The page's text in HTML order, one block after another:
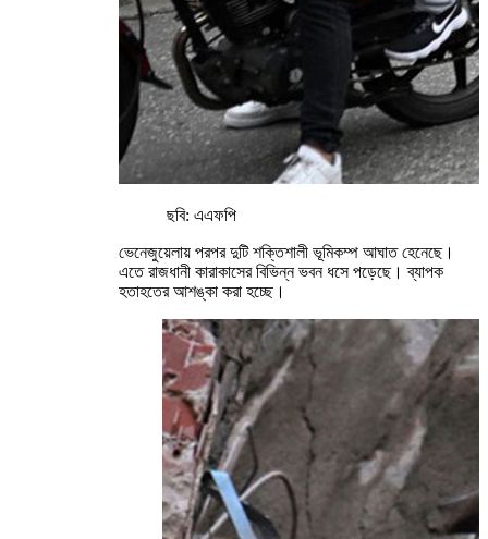
ছবি: এএফপি
ভেনেজুয়েলায় পরপর দুটি শক্তিশালী ভূমিকম্প আঘাত হেনেছে।
এতে রাজধানী কারাকাসের বিভিন্ন ভবন ধসে পড়েছে। ব্যাপক
হতাহতের আশঙ্কা করা হচ্ছে।